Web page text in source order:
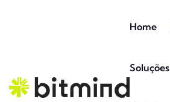
Home
Soluções